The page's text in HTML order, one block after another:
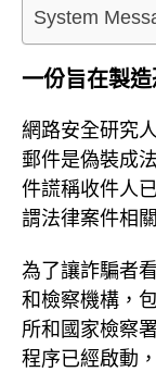
System
一份旨在製
網路安全研究
郵件是偽裝成
件謊稱收件人
謂法律案件相
為了讓詐騙者
和檢察機構，
所和國家檢察
程序已經啟動